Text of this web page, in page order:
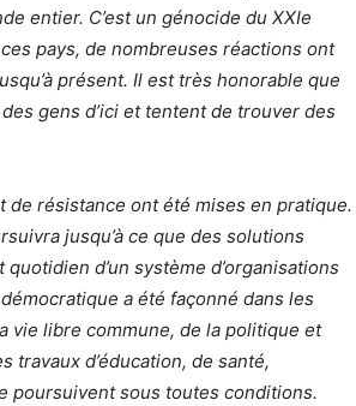
entier. C’est un génocide du XXIe
pays, de nombreuses réactions ont
présent. Il est très honorable que
gens d’ici et tentent de trouver des
de résistance ont été mises en pratique.
jusqu’à ce que des solutions
d’un système d’organisations
a été façonné dans les
vie libre commune, de la politique et
travaux d’éducation, de santé,
poursuivent sous toutes conditions.